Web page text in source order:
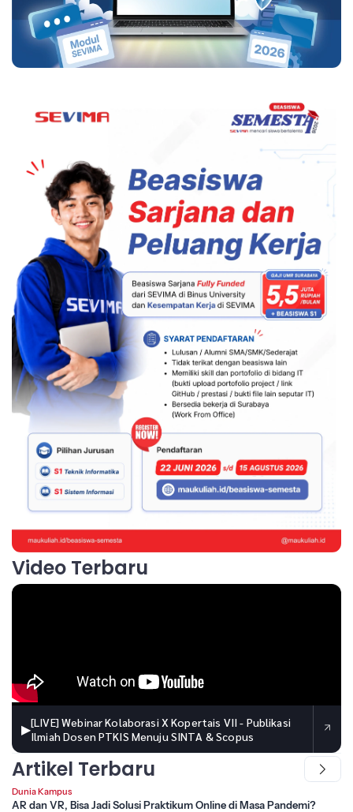
Video Terbaru
▶[LIVE] Webinar Kolaborasi X Kopertais VII - Publikasi
Ilmiah Dosen PTKIS Menuju SINTA & Scopus
Artikel Terbaru
Dunia Kampus
AR dan VR, Bisa Jadi Solusi Praktikum Online di Masa Pandemi?